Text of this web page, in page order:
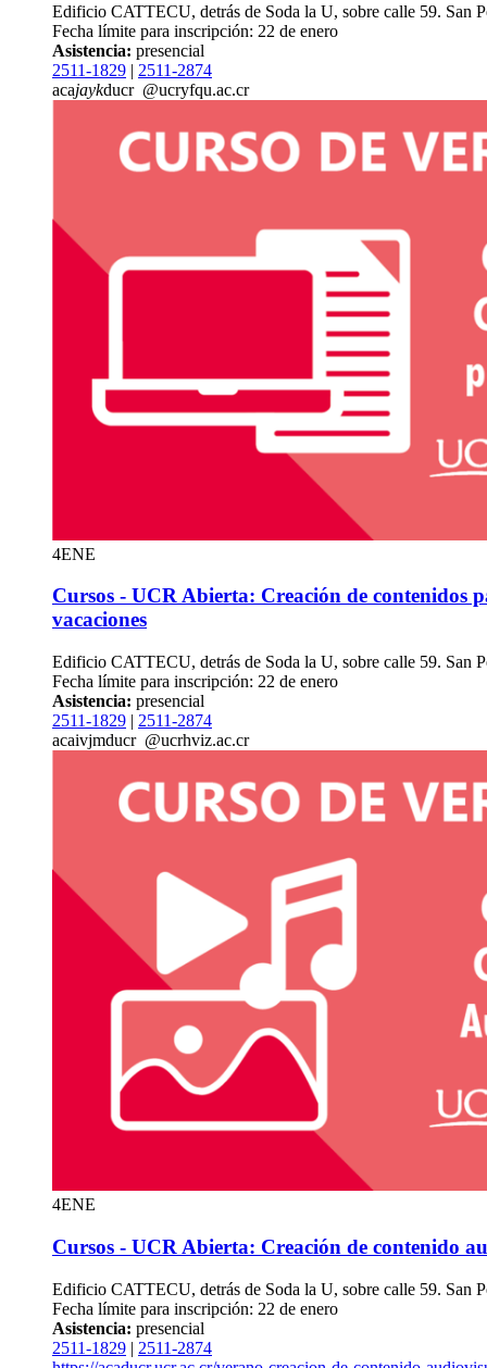
Edificio CATTECU, detrás de Soda la U, sobre calle 59. San
Fecha límite para inscripción: 22 de enero
Asistencia: presencial
2511-1829 | 2511-2874
acajaykducr @ucryfqu.ac.cr
4ENE
Cursos - UCR Abierta: Creación de contenidos
vacaciones
Edificio CATTECU, detrás de Soda la U, sobre calle 59. San
Fecha límite para inscripción: 22 de enero
Asistencia: presencial
2511-1829 | 2511-2874
acaivjmducr @ucrhviz.ac.cr
4ENE
Cursos - UCR Abierta: Creación de contenido
Edificio CATTECU, detrás de Soda la U, sobre calle 59. San
Fecha límite para inscripción: 22 de enero
Asistencia: presencial
2511-1829 | 2511-2874